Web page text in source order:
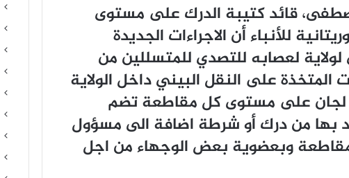
ﻗﺎﺋﺪ ﻛﺘﻴﺒﺔ ﺍﻟﺪﺭﻙ ﻋﻠﻰ ﻣﺴﺘﻮﻯ
ﻟﻸﻧﺒﺎﺀ ﺃﻥ ﺍﻻﺟﺮﺍﺀﺍﺕ ﺍﻟﺠﺪﻳﺪﺓ
ﻟﻌﺼﺎﺑﻪ ﻟﻠﺘﺼﺪﻱ ﻟﻠﻤﺘﺴﻠﻠﻴﻦ ﻣﻦ
ﺍﻟﻤﺘﺨﺬﺓ ﻋﻠﻰ ﺍﻟﻨﻘﻞ ﺍﻟﺒﻴﻨﻲ ﺩﺍﺧﻞ ﺍﻟﻮﻻﻳﺔ
ﻟﺠﺎﻥ ﻋﻠﻰ ﻣﺴﺘﻮﻯ ﻛﻞ ﻣﻘﺎﻃﻌﺔ ﺗﻀﻢ
ﺑﻬﺎ ﻣﻦ ﺩﺭﻙ ﺃﻭ ﺷﺮﻃﺔ ﺍﺿﺎﻓﺔ ﺍﻟﻰ ﻣﺴﺆﻭﻝ
ﻭﺑﻌﻀﻮﻳﺔ ﺑﻌﺾ ﺍﻟﻮﺟﻬﺎﺀ ﻣﻦ ﺍﺟﻞ